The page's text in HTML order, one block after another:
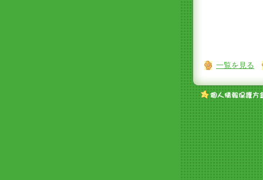
一覧を見る